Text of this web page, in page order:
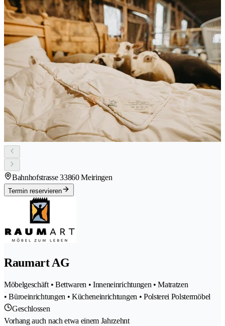
Bahnhofstrasse 33860 Meiringen
Termin reservieren
Raumart AG
Möbelgeschäft • Bettwaren • Inneneinrichtungen • Matratzen
• Büroeinrichtungen • Kücheneinrichtungen • Polsterei Polstermöbel
Geschlossen
Vorhang auch nach etwa einem Jahrzehnt